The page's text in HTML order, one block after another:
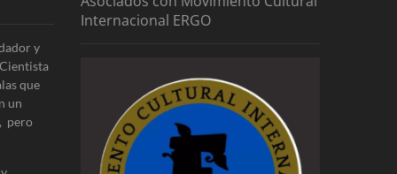
y
que
un
pero
Internacional ERGO